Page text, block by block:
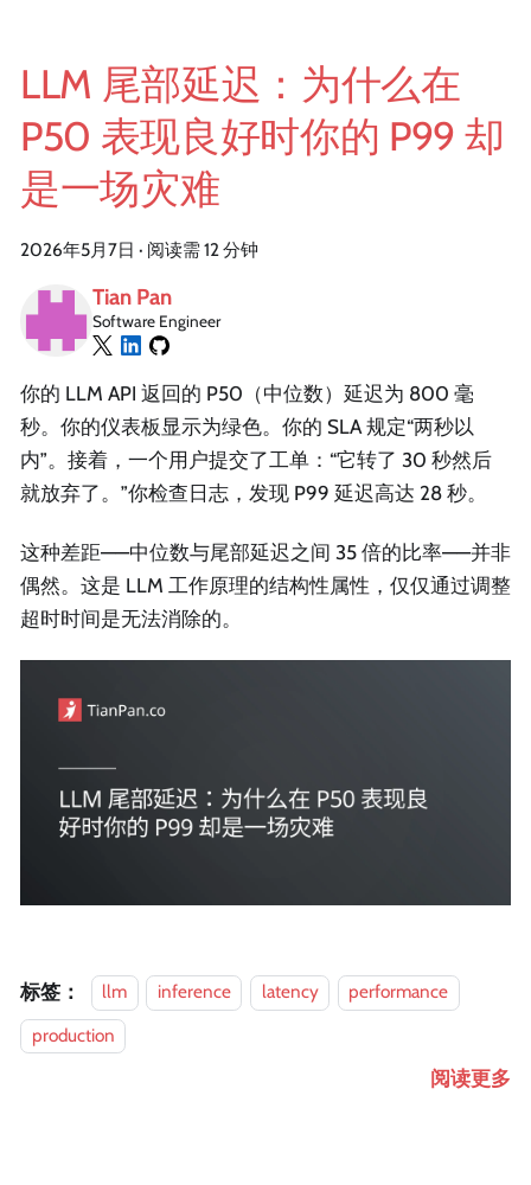
LLM 尾部延迟：为什么在
P50 表现良好时你的 P99 却
是一场灾难
2026年5月7日 · 阅读需 12 分钟
Tian Pan
Software Engineer
你的 LLM API 返回的 P50（中位数）延迟为 800 毫
秒。你的仪表板显示为绿色。你的 SLA 规定“两秒以
内”。接着，一个用户提交了工单：“它转了 30 秒然后
就放弃了。”你检查日志，发现 P99 延迟高达 28 秒。
这种差距——中位数与尾部延迟之间 35 倍的比率——并非
偶然。这是 LLM 工作原理的结构性属性，仅仅通过调整
超时时间是无法消除的。
标签： llm inference latency
performance
production
阅读更多